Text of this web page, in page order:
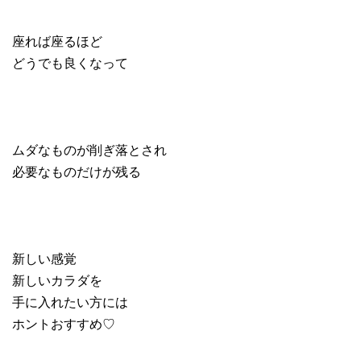
座れば座るほど
どうでも良くなって
ムダなものが削ぎ落とされ
必要なものだけが残る
新しい感覚
新しいカラダを
手に入れたい方には
ホントおすすめ♡